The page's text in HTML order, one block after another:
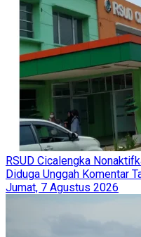
RSUD Cicalengka
Diduga Unggah Komentar
Jumat, 7 Agustus 2026